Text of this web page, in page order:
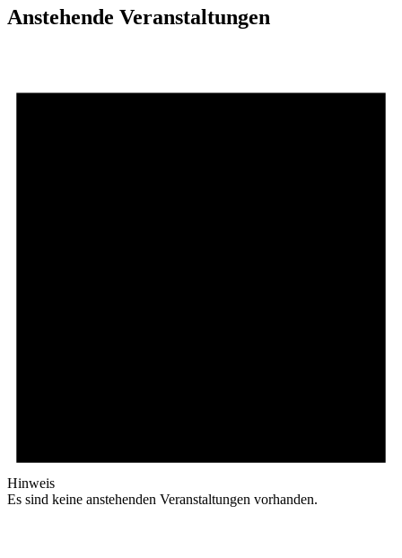
Anstehende Veranstaltungen
Hinweis
Es sind keine anstehenden Veranstaltungen vorhanden.